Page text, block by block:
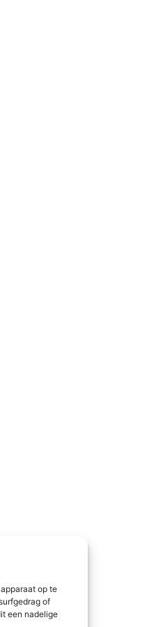
op te
of
een nadelige